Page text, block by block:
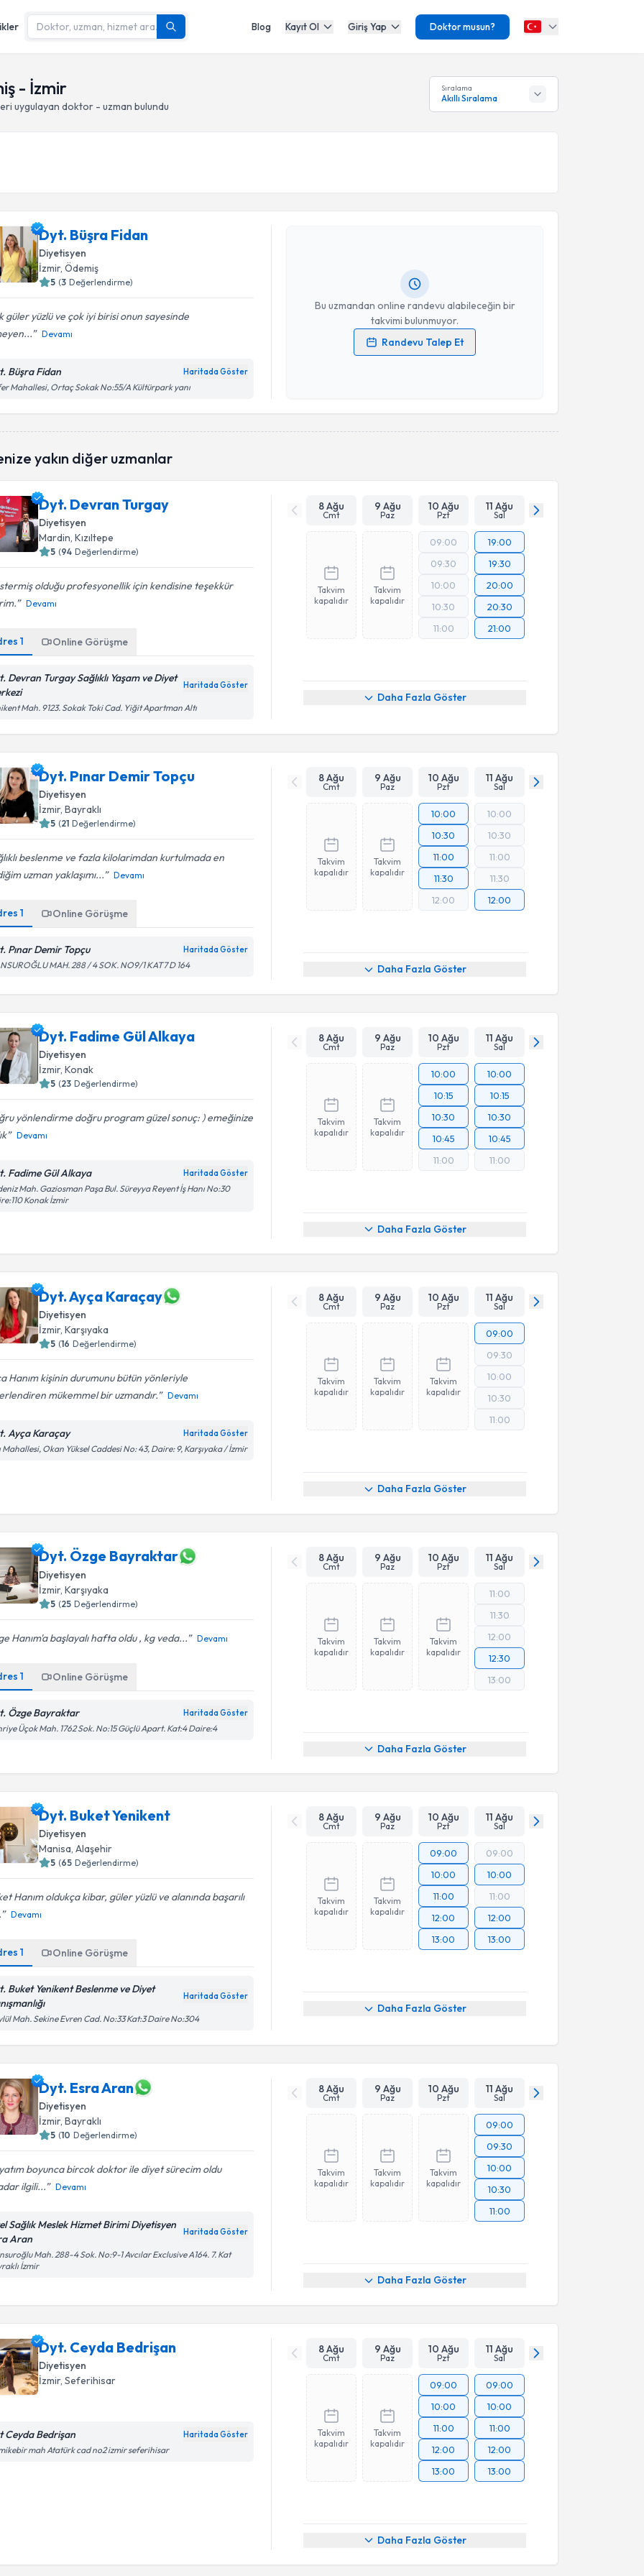
Blog Kayıt Ol Giriş Yap Doktor musun?
- İzmir
uygulayan doktor - uzman bulundu
Sıralama
Akıllı Sıralama
Dyt. Büşra Fidan
Diyetisyen
İzmir, Ödemiş
5 (3 Değerlendirme)
güler yüzlü ve çok iyi birisi onun sayesinde
Devamı
Büşra Fidan Haritada Göster
Mahallesi, Ortaç Sokak No:55/A Kültürpark yanı
Bu uzmandan online randevu alabileceğin bir
takvimi bulunmuyor.
Randevu Talep Et
Dyt. Büşra Fidan
Kişisel verilerimin işlenmesine ilişkinAydınlatma Metni
Takvim Talebini Gönder
yakın diğer uzmanlar
Dyt. Devran Turgay
Diyetisyen
Mardin, Kızıltepe
5 (94 Değerlendirme)
olduğu profesyonellik için kendisine teşekkür
Devamı
1 Online Görüşme
Devran Turgay Sağlıklı Yaşam ve Diyet
Haritada Göster
Mah. 9123. Sokak Toki Cad. Yiğit Apartman Altı
8 Ağu
Cmt
9 Ağu
Paz
10 Ağu
Pzt
11 Ağu
Sal
Takvim
kapalıdır
Takvim
kapalıdır
09:00
09:30
10:00
10:30
11:00
19:00
19:30
20:00
20:30
21:00
Daha Fazla Göster
Dyt. Pınar Demir Topçu
Diyetisyen
İzmir, Bayraklı
5 (21 Değerlendirme)
beslenme ve fazla kilolarimdan kurtulmada en
uzman yaklaşımı...
Devamı
1 Online Görüşme
Pınar Demir Topçu Haritada Göster
MAH. 288 / 4 SOK. NO9/1 KAT7 D 164
8 Ağu
Cmt
9 Ağu
Paz
10 Ağu
Pzt
11 Ağu
Sal
Takvim
kapalıdır
Takvim
kapalıdır
10:00
10:30
11:00
11:30
12:00
10:00
10:30
11:00
11:30
12:00
Daha Fazla Göster
Dyt. Fadime Gül Alkaya
Diyetisyen
İzmir, Konak
5 (23 Değerlendirme)
yönlendirme doğru program güzel sonuç: ) emeğinize
Devamı
Fadime Gül Alkaya Haritada Göster
Mah. Gaziosman Paşa Bul. Süreyya Reyent İş Hanı No:30
Konak İzmir
8 Ağu
Cmt
9 Ağu
Paz
10 Ağu
Pzt
11 Ağu
Sal
Takvim
kapalıdır
Takvim
kapalıdır
10:00
10:15
10:30
10:45
11:00
10:00
10:15
10:30
10:45
11:00
Daha Fazla Göster
Dyt. Ayça Karaçay
Diyetisyen
İzmir, Karşıyaka
5 (16 Değerlendirme)
Hanım kişinin durumunu bütün yönleriyle
mükemmel bir uzmandır.
Devamı
Ayça Karaçay Haritada Göster
Mahallesi, Okan Yüksel Caddesi No: 43, Daire: 9, Karşıyaka / İzmir
8 Ağu
Cmt
9 Ağu
Paz
10 Ağu
Pzt
11 Ağu
Sal
Takvim
kapalıdır
Takvim
kapalıdır
Takvim
kapalıdır
09:00
09:30
10:00
10:30
11:00
Daha Fazla Göster
Dyt. Özge Bayraktar
Diyetisyen
İzmir, Karşıyaka
5 (25 Değerlendirme)
Hanım'a başlayalı hafta oldu , kg veda... Devamı
1 Online Görüşme
Özge Bayraktar Haritada Göster
Üçok Mah. 1762 Sok. No:15 Güçlü Apart. Kat:4 Daire:4
8 Ağu
Cmt
9 Ağu
Paz
10 Ağu
Pzt
11 Ağu
Sal
Takvim
kapalıdır
Takvim
kapalıdır
Takvim
kapalıdır
11:00
11:30
12:00
12:30
13:00
Daha Fazla Göster
Dyt. Buket Yenikent
Diyetisyen
Manisa, Alaşehir
5 (65 Değerlendirme)
Hanım oldukça kibar, güler yüzlü ve alanında başarılı
Devamı
1 Online Görüşme
Buket Yenikent Beslenme ve Diyet
Haritada Göster
Mah. Sekine Evren Cad. No:33 Kat:3 Daire No:304
8 Ağu
Cmt
9 Ağu
Paz
10 Ağu
Pzt
11 Ağu
Sal
Takvim
kapalıdır
Takvim
kapalıdır
09:00
10:00
11:00
12:00
13:00
09:00
10:00
11:00
12:00
13:00
Daha Fazla Göster
Dyt. Esra Aran
Diyetisyen
İzmir, Bayraklı
5 (10 Değerlendirme)
boyunca bircok doktor ile diyet sürecim oldu
ilgili...
Devamı
Sağlık Meslek Hizmet Birimi Diyetisyen
Aran
Haritada Göster
Mah. 288-4 Sok. No:9-1 Avcılar Exclusive A164. 7. Kat
İzmir
8 Ağu
Cmt
9 Ağu
Paz
10 Ağu
Pzt
11 Ağu
Sal
Takvim
kapalıdır
Takvim
kapalıdır
Takvim
kapalıdır
09:00
09:30
10:00
10:30
11:00
Daha Fazla Göster
Dyt. Ceyda Bedrişan
Diyetisyen
İzmir, Seferihisar
Ceyda Bedrişan Haritada Göster
mah Atatürk cad no2 izmir seferihisar
8 Ağu
Cmt
9 Ağu
Paz
10 Ağu
Pzt
11 Ağu
Sal
Takvim
kapalıdır
Takvim
kapalıdır
09:00
10:00
11:00
12:00
13:00
09:00
10:00
11:00
12:00
13:00
Daha Fazla Göster